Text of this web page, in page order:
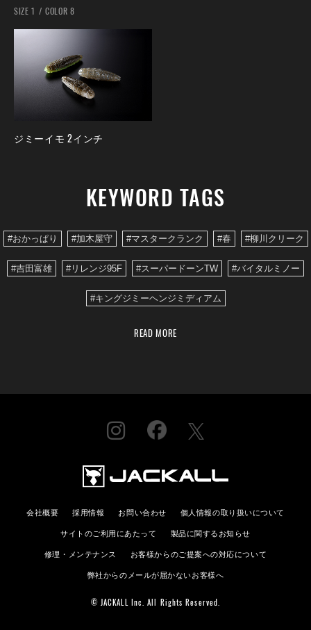
SIZE 1 COLOR 8
ジミーイモ 2インチ
KEYWORD TAGS
#おかっぱり #加木屋守 #マスタークランク #春 #柳川クリーク
#吉田富雄 #リレンジ95F #スーパードーンTW #バイタルミノー
#キングジミーヘンジミディアム
READ MORE
会社概要 採用情報 お問い合わせ
個人情報の取り扱いについて
サイトのご利用にあたって
製品に関するお知らせ
修理・メンテナンス
お客様からのご提案への対応について
弊社からのメールが届かないお客様へ
© JACKALL Inc. All Rights Reserved.